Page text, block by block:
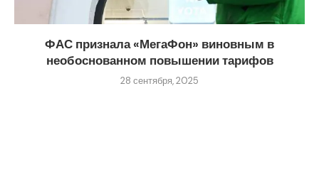
ФАС признала «МегаФон» виновным в
необоснованном повышении тарифов
28 сентября, 2025